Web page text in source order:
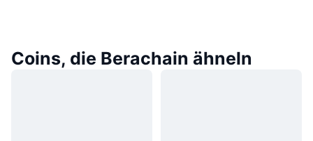
Coins, die Berachain ähneln